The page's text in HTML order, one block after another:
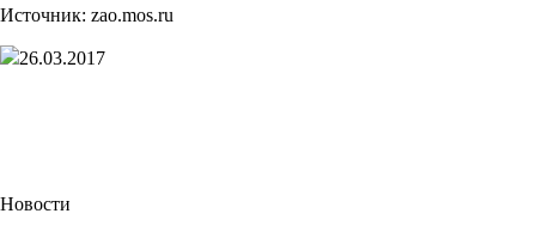
Источник: zao.mos.ru
26.03.2017
Новости